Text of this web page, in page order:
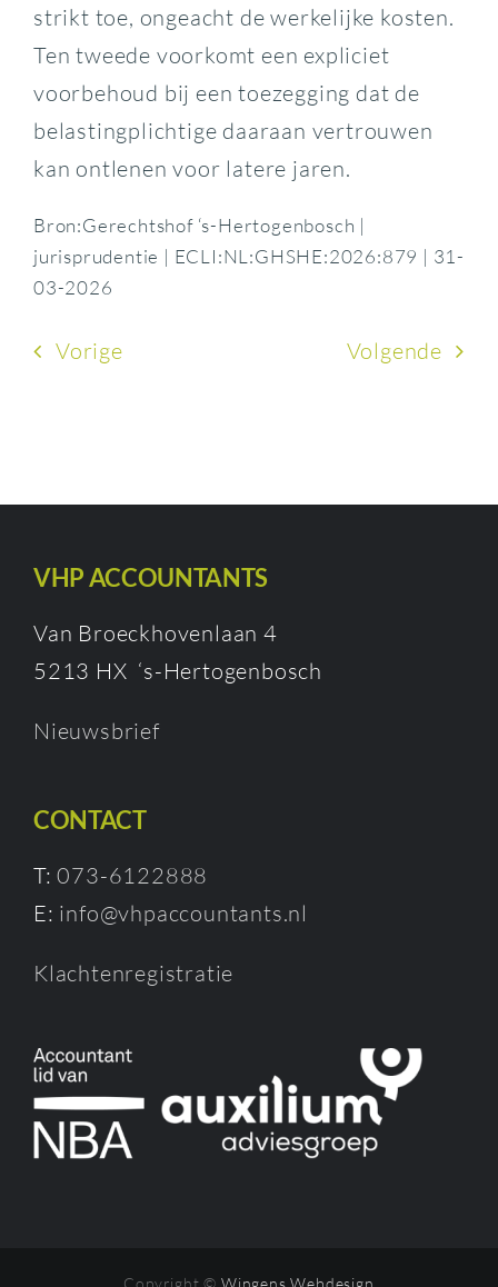
strikt toe, ongeacht de werkelijke kosten.
Ten tweede voorkomt een expliciet
voorbehoud bij een toezegging dat de
belastingplichtige daaraan vertrouwen
kan ontlenen voor latere jaren.
Bron:Gerechtshof ‘s-Hertogenbosch |
jurisprudentie | ECLI:NL:GHSHE:2026:879 | 31-
03-2026
Vorige Volgende
VHP ACCOUNTANTS
Van Broeckhovenlaan 4
5213 HX ‘s-Hertogenbosch
Nieuwsbrief
CONTACT
T:073-6122888
E: info@vhpaccountants.nl
Klachtenregistratie